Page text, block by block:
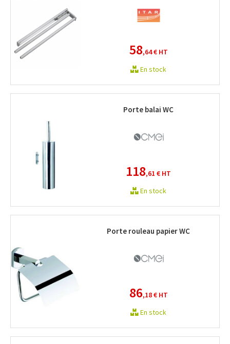
58,64 €HT
En stock
Porte balai WC
118,61 € HT
En stock
Porte rouleau papier WC
86,18 €HT
En stock